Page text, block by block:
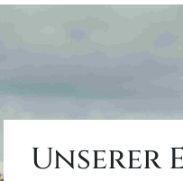
Unserer